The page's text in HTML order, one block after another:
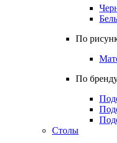
По
По
Столы